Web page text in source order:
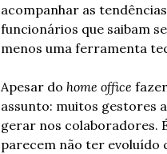
acompanhar as
funcionários que saibam
menos uma ferramenta
Apesar do home office
assunto: muitos gestores
gerar nos colaboradores.
parecem não ter evoluído